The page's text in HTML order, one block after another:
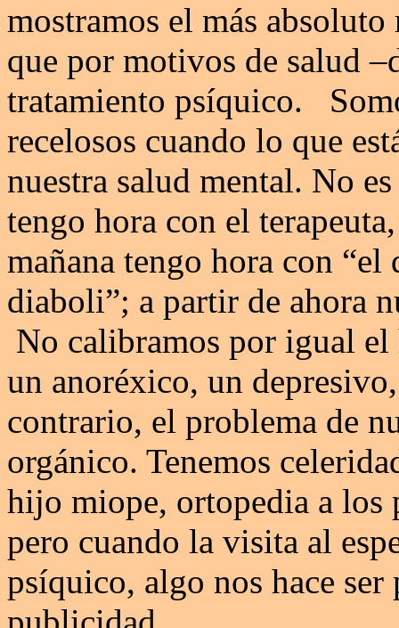
mostramos el más
que por motivos de salud
tratamiento psíquico.
recelosos cuando lo que
nuestra salud mental. No
tengo hora con el
mañana tengo hora con
diaboli”; a partir de ahora
No calibramos por igual
un anoréxico, un
contrario, el problema de
orgánico. Tenemos
hijo miope, ortopedia a
pero cuando la visita al
psíquico, algo nos hace ser